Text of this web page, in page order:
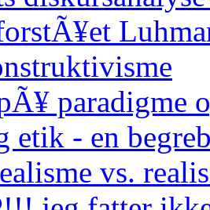
paradigme
etik - en
vs.